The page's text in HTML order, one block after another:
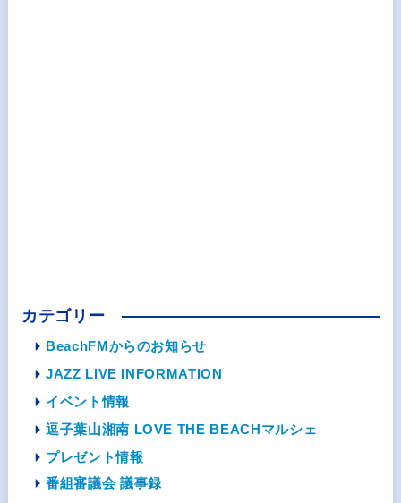
カテゴリー
BeachFMからのお知らせ
JAZZ LIVE INFORMATION
イベント情報
逗子葉山湘南 LOVE THE BEACHマルシェ
プレゼント情報
番組審議会 議事録